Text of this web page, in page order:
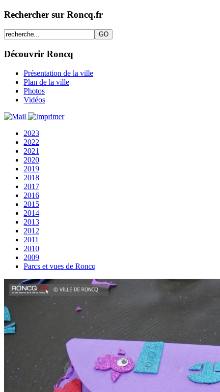
Rechercher sur Roncq.fr
Découvrir Roncq
Présentation de la ville
Plan de la ville
Photos
Vidéos
2023
2022
2021
2020
2019
2018
2017
2016
2015
2014
2013
2012
2011
2010
2009
Parcs et vues de Roncq